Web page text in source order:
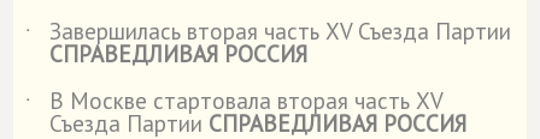
˙
Завершилась вторая часть XV Съезда Партии
СПРАВЕДЛИВАЯ РОССИЯ
˙
В Москве стартовала вторая часть XV
Съезда Партии СПРАВЕДЛИВАЯ РОССИЯ